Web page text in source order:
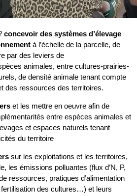
concevoir des systèmes d’élevage
à l’échelle de la parcelle, de
par des leviers de
animales, entre cultures-prairies-
de densité animale tenant compte
des ressources des territoires.
et les mettre en oeuvre afin de
entre espèces animales et
et espaces naturels tenant
du territoire
sur les exploitations et les territoires,
les émissions polluantes (flux d’N, P,
ressources, pratiques d’alimentation
des cultures…) et leurs